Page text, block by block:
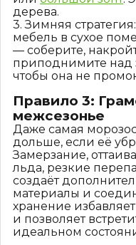
дерева.
3. Зимняя
мебель в сухое
— соберите,
приподнимите над
чтобы она не
Правило 3:
межсезонье
Даже самая
дольше, если её
Замерзание,
льда, резкие
создаёт
материалы и
хранение
и позволяет
идеальном